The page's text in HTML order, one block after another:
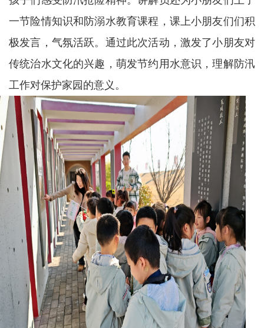
一节险情知识和防溺水教育课程，课上小朋友们们积
极发言，气氛活跃。通过此次活动，激发了小朋友对
传统治水文化的兴趣，萌发节约用水意识，理解防汛
工作对保护家园的意义。